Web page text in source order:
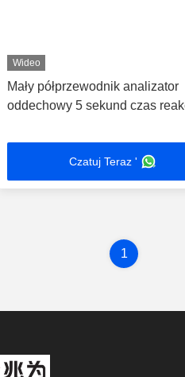
Wideo
Mały półprzewodnik analizator
oddechowy 5 sekund czas
Czatuj Teraz '
1